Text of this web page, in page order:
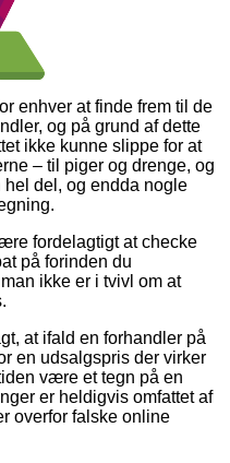
enhver at finde frem til de
og på grund af dette
ikke kunne slippe for at
– til piger og drenge, og
del, og endda nogle
fordelagtigt at checke
på forinden du
ikke er i tvivl om at
at ifald en forhandler på
en udsalgspris der virker
være et tegn på en
er heldigvis omfattet af
overfor falske online